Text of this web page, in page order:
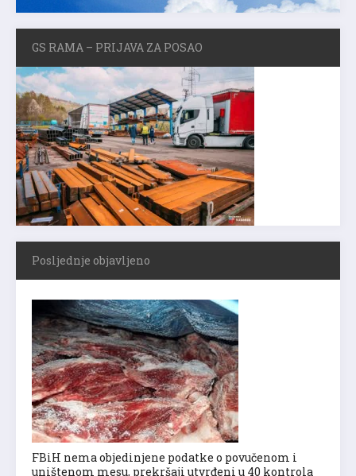
GS RAMA – PRIJAVA ZA POSAO
Posljednje objavljeno
FBiH nema objedinjene podatke o povučenom i